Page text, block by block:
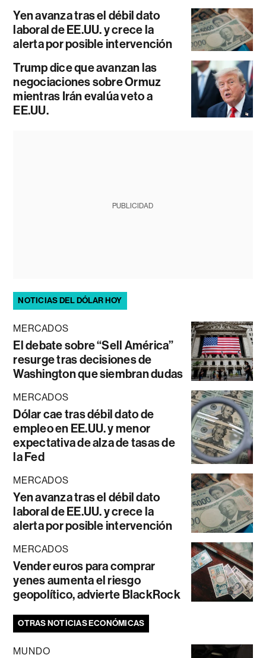
Yen avanza tras el débil dato
laboral de EE.UU. y crece la
alerta por posible intervención
Trump dice que avanzan las
negociaciones sobre Ormuz
mientras Irán evalúa veto a
EE.UU.
PUBLICIDAD
NOTICIAS DEL DÓLAR HOY
MERCADOS
El debate sobre “Sell América”
resurge tras decisiones de
Washington que siembran dudas
MERCADOS
Dólar cae tras débil dato de
empleo en EE.UU. y menor
expectativa de alza de tasas de
la Fed
MERCADOS
Yen avanza tras el débil dato
laboral de EE.UU. y crece la
alerta por posible intervención
MERCADOS
Vender euros para comprar
yenes aumenta el riesgo
geopolítico, advierte BlackRock
OTRAS NOTICIAS ECONÓMICAS
MUNDO